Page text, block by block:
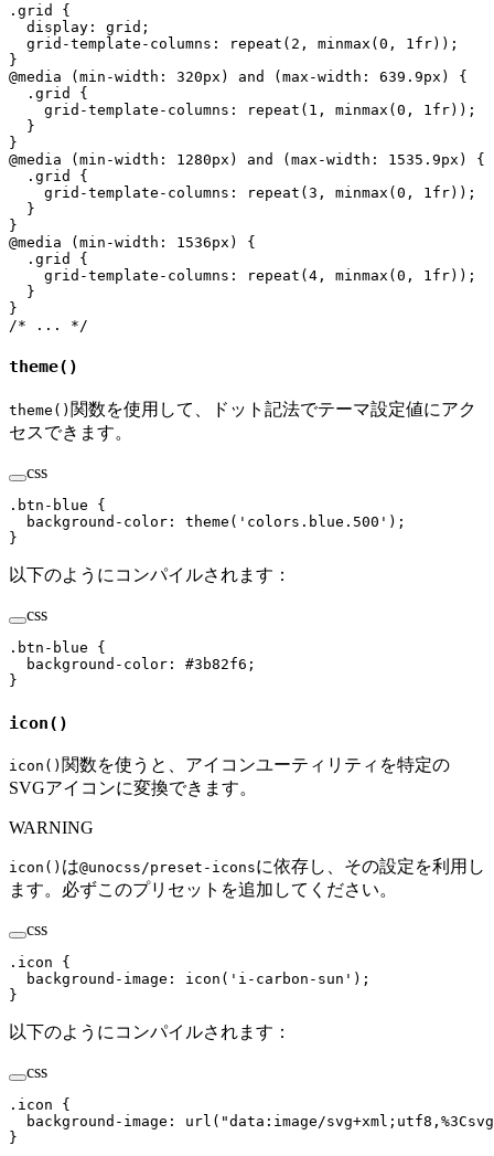
. grid
{
  display
: grid ;
  grid-template-columns
: repeat ( 2 , minmax (0 , 1 fr));
}
@media (min-width : 320px ) and (max-width : 639.9px )
{
  .
grid
{
    grid-template-columns
: repeat ( 1 , minmax (0 , 1 fr));
  }
}
@media (min-width : 1280px ) and (max-width : 1535.9px )
{
  .
grid
{
    grid-template-columns
: repeat (3 , minmax (0 , 1 fr));
  }
}
@media (min-width : 1536px )
{
  .
grid
{
    grid-template-columns
: repeat (4 , minmax (0 , 1 fr));
  }
}
/* ... */
theme()
theme() 関数を使用して、ドット記法でテーマ設定値にアク
セスできます。
css
. btn-blue {
  background-color
: theme( ' colors.blue.500 ' ) ;
}
以下のようにコンパイルされます：
css
. btn-blue {
  background-color
: #3b82f6 ;
}
icon()
icon() 関数を使うと、アイコンユーティリティを特定の
SVGアイコンに変換できます。
WARNING
icon() は@unocss/preset-iconsに依存し、その設定を利用し
ます。必ずこのプリセットを追加してください。
css
. icon {
  background-image
: icon ( ' i-carbon-sun ' ) ;
}
以下のようにコンパイルされます：
css
. icon {
  background-image
: url ( "data:image/
}